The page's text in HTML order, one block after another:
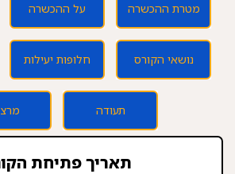
מטרת ההכשרה על ההכשרה
נושאי הקורס חלופות יעילות
תעודה
תאריך פתיחת